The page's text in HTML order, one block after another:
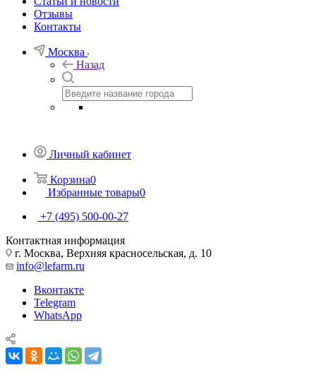
Отзывы
Контакты
Москва
Назад
Личный кабинет
Корзина0
Избранные товары0
+7 (495) 500-00-27
Контактная информация
г. Москва, Верхняя красносельская, д. 10
info@lefarm.ru
Вконтакте
Telegram
WhatsApp